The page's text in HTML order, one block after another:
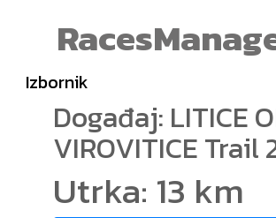
Izbornik
Događaj: LITICE
VIROVITICE Trail
Utrka: 13 km